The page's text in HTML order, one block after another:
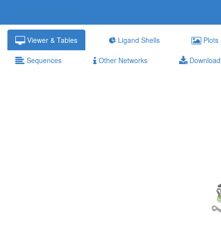
Viewer & Tables Ligand Shells Plots
Sequences Other Networks